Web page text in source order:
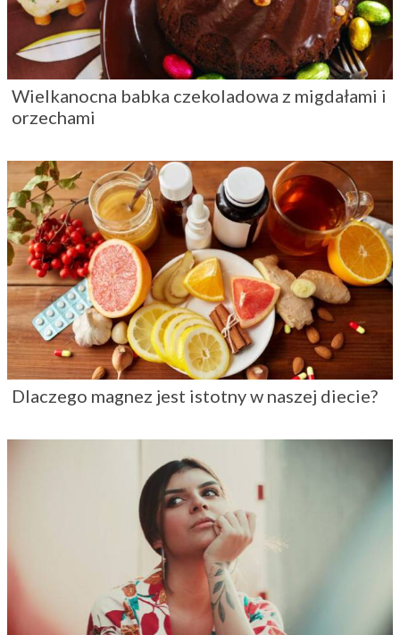
Wielkanocna babka czekoladowa z migdałami i
orzechami
Dlaczego magnez jest istotny w naszej diecie?